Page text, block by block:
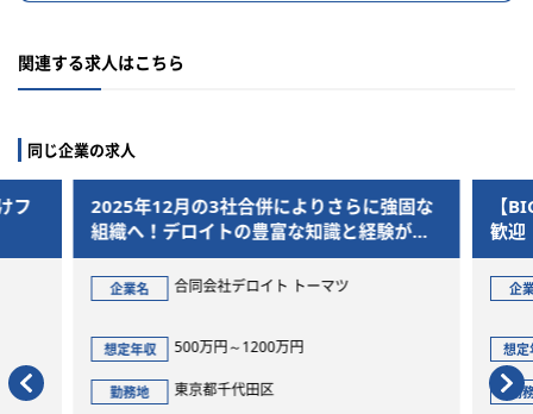
関連する求人はこちら
同じ企業の求人
併によりさらに強固な
豊富な知識と経験が融
ビスを企画・実行
区
【BIG4】事業会社からのキャリア
歓迎！ガバナンス・リスクマネジ
ンサルタント
企業名 合同会社デロイト トーマツ
想定年収
勤務地